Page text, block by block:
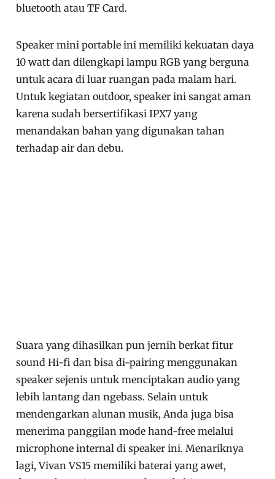
bluetooth atau TF Card.
Speaker mini portable ini memiliki kekuatan daya
10 watt dan dilengkapi lampu RGB yang berguna
untuk acara di luar ruangan pada malam hari.
Untuk kegiatan outdoor, speaker ini sangat aman
karena sudah bersertifikasi IPX7 yang
menandakan bahan yang digunakan tahan
terhadap air dan debu.
Suara yang dihasilkan pun jernih berkat fitur
sound Hi-fi dan bisa di-pairing menggunakan
speaker sejenis untuk menciptakan audio yang
lebih lantang dan ngebass. Selain untuk
mendengarkan alunan musik, Anda juga bisa
menerima panggilan mode hand-free melalui
microphone internal di speaker ini. Menariknya
lagi, Vivan VS15 memiliki baterai yang awet,